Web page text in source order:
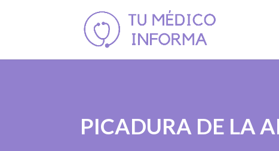
PICADURA DE LA